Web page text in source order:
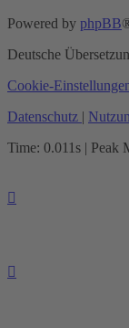
Powered by phpBB
Deutsche
Cookie-
Datenschutz |
Time: 0.011s | Peak